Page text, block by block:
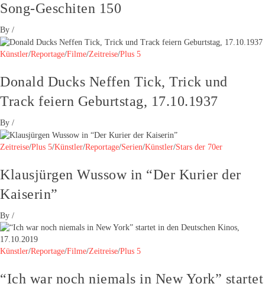
Song-Geschiten 150
By /
Künstler/Reportage/Filme/Zeitreise/Plus 5
Donald Ducks Neffen Tick, Trick und
Track feiern Geburtstag, 17.10.1937
By /
Zeitreise/Plus 5/Künstler/Reportage/Serien/Künstler/Stars der 70er
Klausjürgen Wussow in “Der Kurier der
Kaiserin”
By /
Künstler/Reportage/Filme/Zeitreise/Plus 5
“Ich war noch niemals in New York” startet